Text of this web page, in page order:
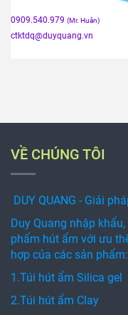
0909.540.979 (Mr. Huân)
ctktdq@duyquang.vn
VỀ CHÚNG TÔI
DUY QUANG - Giải
Duy Quang nhập
phẩm hút ẩm với ưu
hợp của các sản phẩm:
1.Túi hút ẩm Silica gel
2.Túi hút ẩm Clay